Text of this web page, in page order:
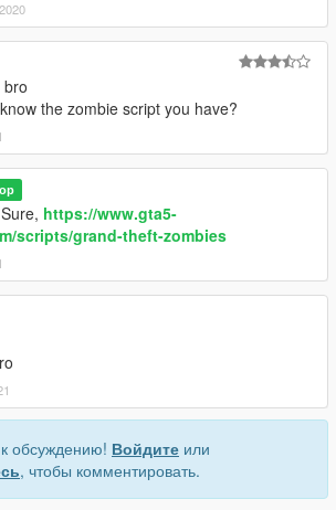
bro
the zombie script you have?
Sure, https://www.gta5-
scripts/grand-theft-zombies
обсуждению! Войдите или
, чтобы комментировать.